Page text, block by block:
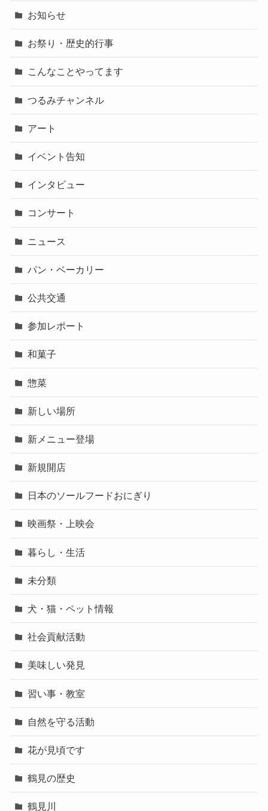
お知らせ
お祭り・歴史的行事
こんなことやってます
つるみチャンネル
アート
イベント告知
インタビュー
コンサート
ニュース
パン・ベーカリー
公共交通
参加レポート
和菓子
惣菜
新しい場所
新メニュー登場
新規開店
日本のソールフードおにぎり
映画祭・上映会
暮らし・生活
未分類
犬・猫・ペット情報
社会貢献活動
美味しい発見
習い事・教室
自然を守る活動
花が見頃です
鶴見の歴史
鶴見川